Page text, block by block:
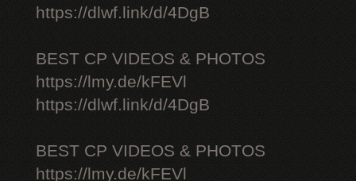
https://dlwf.link/d/4DgB
BEST CP VIDEOS & PHOTOS
https://lmy.de/kFEVl
https://dlwf.link/d/4DgB
BEST CP VIDEOS & PHOTOS
https://lmy.de/kFEVl